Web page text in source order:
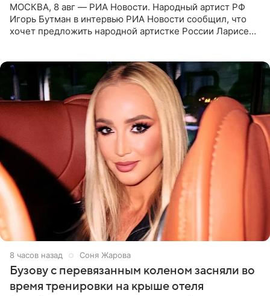
МОСКВА, 8 авг — РИА Новости. Народный артист РФ
Игорь Бутман в интервью РИА Новости сообщил, что
хочет предложить народной артистке России Ларисе
8 часов назад Соня Жарова
Бузову с перевязанным коленом засняли во
время тренировки на крыше отеля